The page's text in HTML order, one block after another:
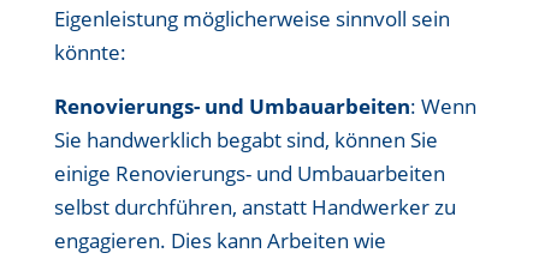
Eigenleistung möglicherweise sinnvoll sein
könnte:
Renovierungs- und Umbauarbeiten: Wenn
Sie handwerklich begabt sind, können Sie
einige Renovierungs- und Umbauarbeiten
selbst durchführen, anstatt Handwerker zu
engagieren. Dies kann Arbeiten wie